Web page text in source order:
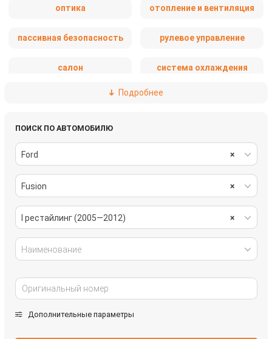
оптика отопление и вентиляция
пассивная безопасность рулевое управление
салон система охлаждения
системы комфорта
стеклоочистители
Подробнее
ПОИСК ПО АВТОМОБИЛЮ
×
Ford
×
Fusion
×
I рестайлинг (2005—2012)
Наименование
Дополнительные параметры